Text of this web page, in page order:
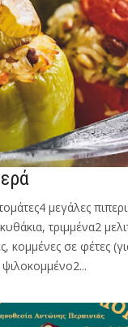
μεγάλες
τριμμένα2
κομμένες σε φέτες